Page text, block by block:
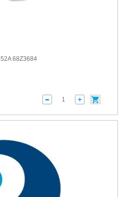
68Z3684